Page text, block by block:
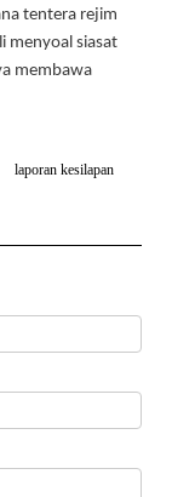
tentera rejim
menyoal siasat
membawa
laporan kesilapan